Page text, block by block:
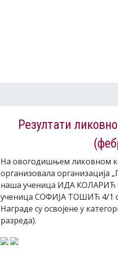
Резултати
На овогодишњем ликовном
организовала организација
наша ученица ИДА КОЛАРИЋ
ученица СОФИЈА ТОШИЋ 4/1
Награде су освојене у
разреда).